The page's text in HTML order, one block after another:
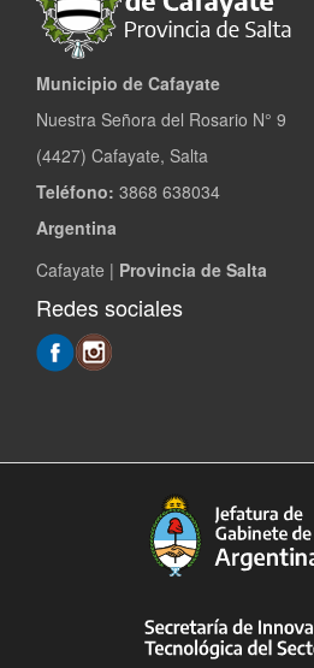
Municipio de Cafayate
Nuestra Señora del Rosario N° 9
(4427) Cafayate, Salta
Teléfono: 3868 638034
Argentina
Cafayate | Provincia de Salta
Redes sociales